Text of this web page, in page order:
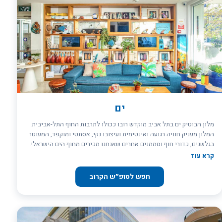
בתל אביב מעניק חוויה נפלאה למי שרוצה לחגוג את העיר, לעשות בה
עסקים או פשוט להתרווח בצד ולהירגע ממנה
ים
מלון הבוטיק ים בתל אביב מוקדש רובו ככולו לתרבות החוף התל-אביבית.
המלון מעניק חוויה רגועה ואינטימית ועיצובו נקי, אסתטי ומוקפד, המעוטר
בגלשנים, כדורי חוף וסממנים אחרים שאנחנו מכירים מחוף הים הישראלי.
בגלל מיקומו הנוח, המלון מתמחה באירוח תיירים ואנשי עסקים מהארץ
לכניסה למתחם נמל תל אביב שוקק החיים, מכיל 43 חדרים, אשר חלקם
מכילים מרפסות הצופות אל נופי הנמל והים. כל אחד מהחדרים מצויד
הבוקר הישראלית העשירה והמשביעה שלהם. אחר הצהריים, במהלך ה-
קרא עוד
חפש לסופ״ש הקרוב